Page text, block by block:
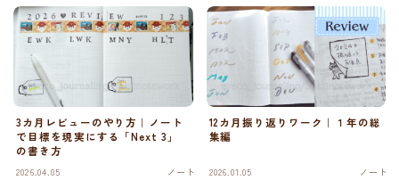
3カ月レビューのやり方｜ノート
で目標を現実にする「Next 3」
の書き方
2026.04.05 ノート
12カ月振り返りワーク｜１年の総
集編
2026.01.05 ノート